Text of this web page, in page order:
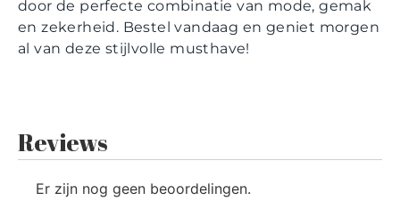
door de perfecte combinatie van mode, gemak
en zekerheid. Bestel vandaag en geniet morgen
al van deze stijlvolle musthave!
Reviews
Er zijn nog geen beoordelingen.